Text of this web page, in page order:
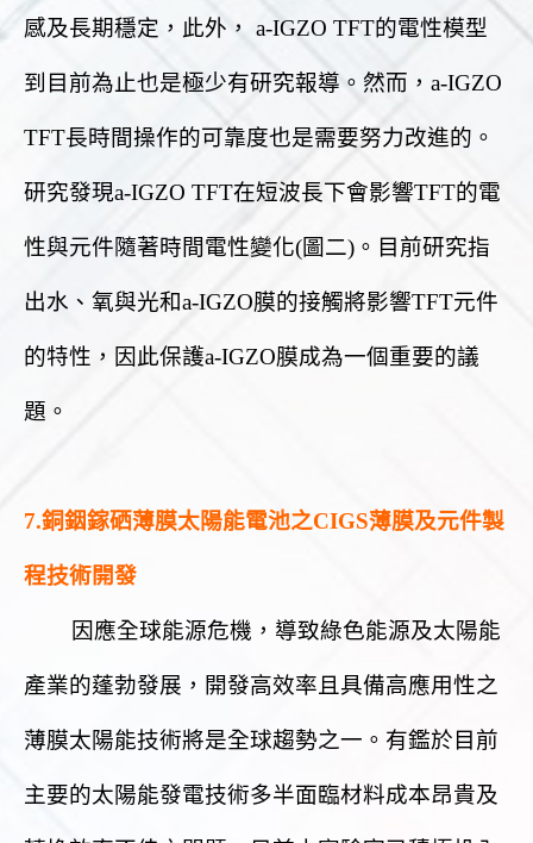
感及長期穩定，此外， a-IGZO TFT的電性模型
到目前為止也是極少有研究報導。然而，a-IGZO
TFT長時間操作的可靠度也是需要努力改進的。
研究發現a-IGZO TFT在短波長下會影響TFT的電
性與元件隨著時間電性變化(圖二)。目前研究指
出水、氧與光和a-IGZO膜的接觸將影響TFT元件
的特性，因此保護a-IGZO膜成為一個重要的議
題。
7.銅銦鎵硒薄膜太陽能電池之CIGS薄膜及元件製
程技術開發
因應全球能源危機，導致綠色能源及太陽能
產業的蓬勃發展，開發高效率且具備高應用性之
薄膜太陽能技術將是全球趨勢之一。有鑑於目前
主要的太陽能發電技術多半面臨材料成本昂貴及